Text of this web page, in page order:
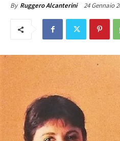
By Ruggero Alcanterini 24 Gennaio